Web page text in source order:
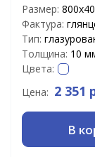
Размер:
Фактура:
Тип:
Толщина: 10
Цвета:
Цена: 2 351
В